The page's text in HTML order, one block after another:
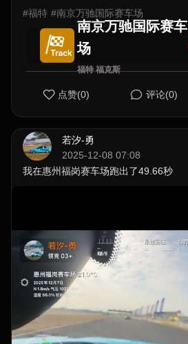
#福特 #南京万驰国际赛车场
南京万驰国际赛车
场
福特 福克斯
点赞(0) 评论(0)
若汐-勇
2025-12-08 07:08
我在惠州福岗赛车场跑出了49.66秒